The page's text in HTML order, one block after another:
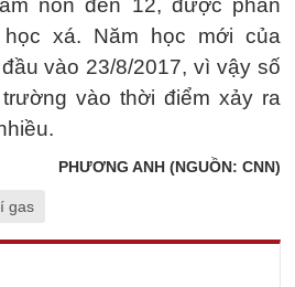
non đến 12, được phân
xá. Năm học mới của
vào 23/8/2017, vì vậy số
vào thời điểm xảy ra
PHƯƠNG ANH (NGUỒN: CNN)
gas